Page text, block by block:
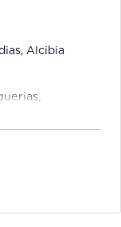
, Alcibia